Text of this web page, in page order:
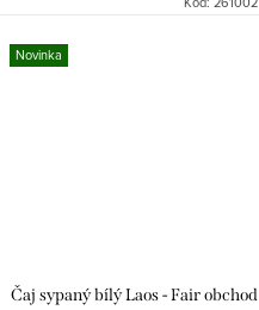
Novinka
Čaj sypaný bílý Laos - Fair obchod